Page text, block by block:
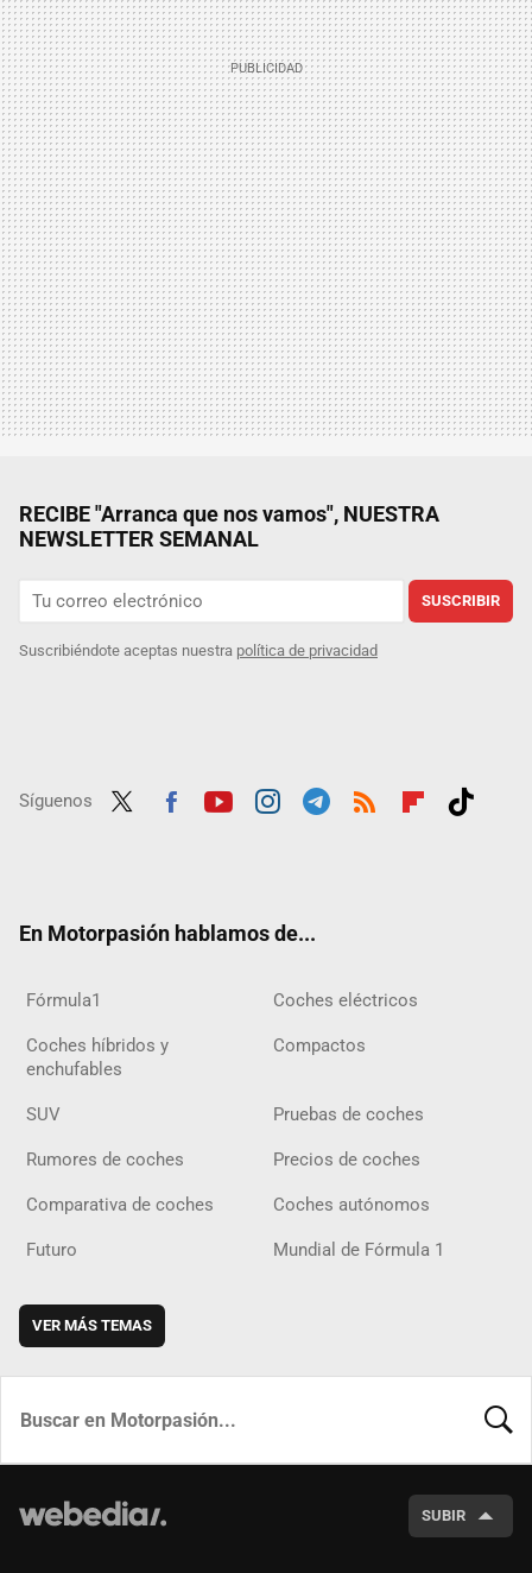
RECIBE "Arranca que nos vamos", NUESTRA
NEWSLETTER SEMANAL
SUSCRIBIR
Suscribiéndote aceptas nuestra política de privacidad
Síguenos
En Motorpasión hablamos de...
Fórmula1 Coches eléctricos
Coches híbridos y
enchufables
Compactos
SUV Pruebas de coches
Rumores de coches Precios de coches
Comparativa de coches Coches autónomos
Futuro Mundial de Fórmula 1
VER MÁS TEMAS
SUBIR